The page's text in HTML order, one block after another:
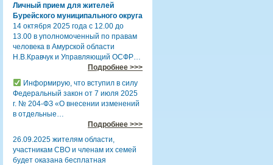
Личный прием для жителей
Бурейского муниципального округа
14 октября 2025 года с 12.00 до
13.00 в уполномоченный по правам
человека в Амурской области
Н.В.Кравчук и Управляющий ОСФР…
Подробнее >>>
Информирую, что вступил в силу
Федеральный закон от 7 июля 2025
г. № 204-ФЗ «О внесении изменений
в отдельные…
Подробнее >>>
26.09.2025 жителям области,
участникам СВО и членам их семей
будет оказана бесплатная